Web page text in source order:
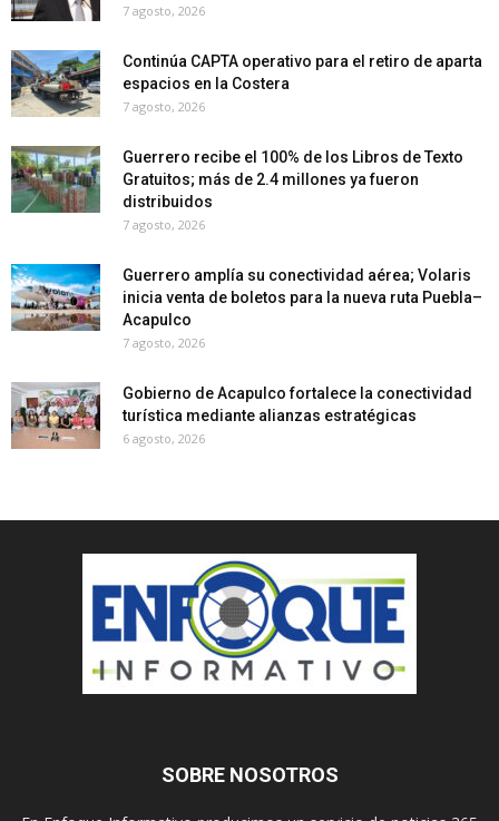
7 agosto, 2026
Continúa CAPTA operativo para el retiro de aparta
espacios en la Costera
7 agosto, 2026
Guerrero recibe el 100% de los Libros de Texto
Gratuitos; más de 2.4 millones ya fueron
distribuidos
7 agosto, 2026
Guerrero amplía su conectividad aérea; Volaris
inicia venta de boletos para la nueva ruta Puebla–
Acapulco
7 agosto, 2026
Gobierno de Acapulco fortalece la conectividad
turística mediante alianzas estratégicas
6 agosto, 2026
SOBRE NOSOTROS